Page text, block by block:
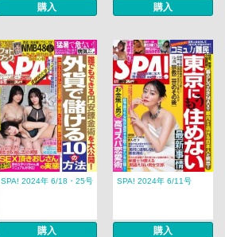
購入 購入
SPA! 2024年 6/18・25号
購入
SPA! 2024年 6/11号
購入